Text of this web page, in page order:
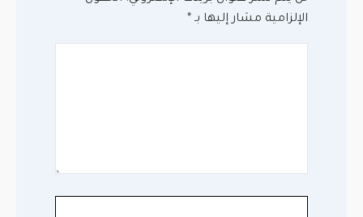
الإلزامية مشار إليها بـ *